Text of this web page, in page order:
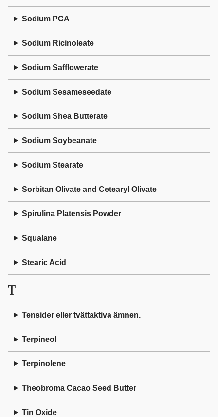
Sodium PCA
Sodium Ricinoleate
Sodium Safflowerate
Sodium Sesameseedate
Sodium Shea Butterate
Sodium Soybeanate
Sodium Stearate
Sorbitan Olivate and Cetearyl Olivate
Spirulina Platensis Powder
Squalane
Stearic Acid
T
Tensider eller tvättaktiva ämnen.
Terpineol
Terpinolene
Theobroma Cacao Seed Butter
Tin Oxide